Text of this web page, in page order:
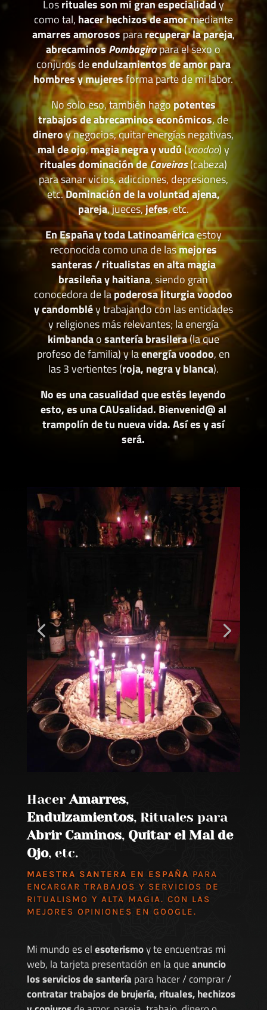
Losrituales son mi gran especialidady
como tal, hacer hechizos de amormediante
amarres amorosospararecuperar la pareja,
abrecaminosPombagirapara el sexo o
conjuros deendulzamientos de amor para
hombres y mujeresforma parte de mi labor.
No solo eso, también hagopotentes
trabajos de abrecaminos económicos, de
dineroy negocios, quitar energías negativas,
mal de ojo,magia negra y vudú(voodoo) y
rituales dominación deCaveiras(cabeza)
para sanar vicios, adicciones, depresiones,
etc.Dominación de la voluntad ajena,
pareja, jueces,jefes, etc.
En España y toda Latinoaméricaestoy
reconocida como una de lasmejores
santeras / ritualistas en alta magia
brasileña y haitiana, siendo gran
conocedora de lapoderosa liturgia voodoo
y candombléy trabajando con las entidades
y religiones más relevantes; la energía
kimbandaosantería brasilera(la que
profeso de familia) y laenergía voodoo, en
las 3 vertientes (roja, negra y blanca).
No es una casualidad que estés leyendo
esto, es una CAUsalidad. Bienvenid@ al
trampolín de tu nueva vida. Así es y así
será.
Hacer Amarres,
Endulzamientos, Rituales para
Abrir Caminos, Quitar el Mal de
Ojo, etc.
MAESTRA SANTERA EN ESPAÑA PARA
ENCARGAR TRABAJOS Y SERVICIOS DE
RITUALISMO Y ALTA MAGIA. CON LAS
MEJORES OPINIONES EN GOOGLE.
Mi mundo es elesoterismoy te encuentras mi
web, la tarjeta presentación en la queanuncio
los servicios de santería para hacer / comprar /
contratar trabajos de brujería, rituales, hechizos